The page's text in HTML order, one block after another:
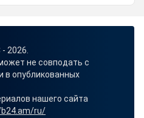
2026.
не совподать с
опубликованных
нашего сайта
ru/